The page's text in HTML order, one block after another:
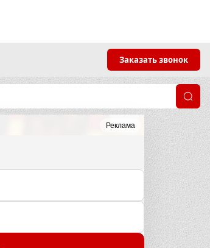
Заказать звонок
Реклама